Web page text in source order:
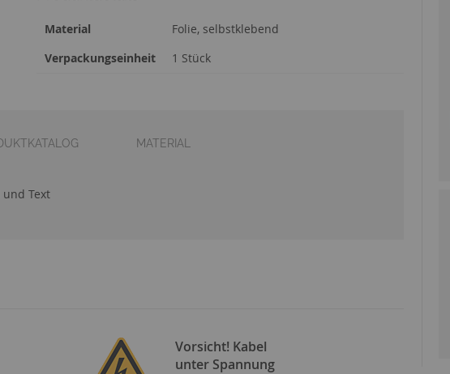
Zusatzinformation
Material
Folie, selbstklebend
Verpackungseinheit
1 Stück
und Text
MATERIAL
Vorsicht! Kabel
unter Spannung